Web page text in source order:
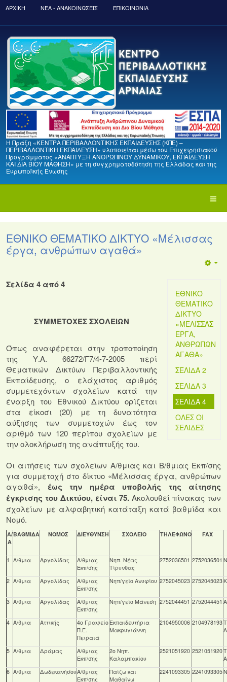
ΑΡΧΙΚΉ ΝΈΑ - ΑΝΑΚΟΙΝΏΣΕΙΣ ΕΠΙΚΟΙΝΩΝΙΑ
Η Πράξη «ΚΕΝΤΡΑ ΠΕΡΙΒΑΛΛΟΝΤΙΚΗΣ ΕΚΠΑΙΔΕΥΣΗΣ (ΚΠΕ) –
ΠΕΡΙΒΑΛΛΟΝΤΙΚΗ ΕΚΠΑΙΔΕΥΣΗ» υλοποιείται μέσω του Επιχειρησιακού
Προγράμματος «ΑΝΑΠΤΥΞΗ ΑΝΘΡΩΠΙΝΟΥ ΔΥΝΑΜΙΚΟΥ, ΕΚΠΑΙΔΕΥΣΗ
ΚΑΙ ΔΙΑ ΒΙΟΥ ΜΑΘΗΣΗ» με τη συγχρηματοδότηση της Ελλάδας και της
Ευρωπαϊκής Ένωσης
ΕΘΝΙΚΟ ΘΕΜΑΤΙΚΟ ΔΙΚΤΥΟ «Μέλισσας
έργα, ανθρώπων αγαθά»
ΕΘΝΙΚΟ
ΘΕΜΑΤΙΚΟ
ΔΙΚΤΥΟ
«ΜΈΛΙΣΣΑΣ
ΈΡΓΑ,
ΑΝΘΡΏΠΩΝ
ΑΓΑΘΆ»
ΣΕΛΊΔΑ 2
ΣΕΛΊΔΑ 3
ΣΕΛΊΔΑ 4
ΌΛΕΣ ΟΙ
ΣΕΛΊΔΕΣ
Σελίδα 4 από 4
ΣΥΜΜΕΤΟΧΕΣ ΣΧΟΛΕΙΩΝ
Όπως αναφέρεται στην τροποποίηση
της Υ.Α. 66272/Γ7/4-7-2005 περί
Θεματικών Δικτύων Περιβαλλοντικής
Εκπαίδευσης, ο ελάχιστος αριθμός
συμμετεχόντων σχολείων κατά την
έναρξη του Εθνικού Δικτύου ορίζεται
στα είκοσι (20) με τη δυνατότητα
αύξησης των συμμετοχών έως τον
αριθμό των 120 περίπου σχολείων με
την ολοκλήρωση της ανάπτυξής του.
Οι αιτήσεις των σχολείων Α/θμιας και Β/θμιας Εκπ/σης
για συμμετοχή στο δίκτυο «Μέλισσας έργα, ανθρώπων
αγαθά», έως την ημέρα υποβολής της αίτησης
έγκρισης του Δικτύου, είναι 75.Ακολουθεί πίνακας των
σχολείων με αλφαβητική κατάταξη κατά βαθμίδα και
Νομό.
Α/
Α
ΒΑΘΜΙΔΑ ΝΟΜΟΣ ΔΙΕΥΘΥΝΣΗ ΣΧΟΛΕΙΟ ΤΗΛΕΦΩΝΟ FAX
1 Α/θμια Αργολίδας
Α/θμιας
Εκπ/σης
Νηπ. Νέας
Τίρυνθας
2752036501 2752036501
2 Α/θμια Αργολίδας
Α/θμιας
Εκπ/σης
Νηπ/γείο Ανυφίου 2752045023 2752045023
3 Α/θμια Αργολίδας
Α/θμιας
Εκπ/σης
Νηπ/γείο Μάνεση 2752044451 2752044451
4 Α/θμια Αττικής
4ο Γραφείο
Π.Ε.
Πειραιά
Εκπαιδευτήρια
Μακρυγιάννη
2104950006 2104978193
5 Α/θμια Δράμας
Α/θμιας
Εκπ/σης
2ο Νηπ.
Καλαμπακίου
2521051920 2521051920
6 Α/θμια ΔωδεκανήσουΑ/θμιας
Εκπ/σης
Παίζω και
Μαθαίνω
2241093305 2241093305